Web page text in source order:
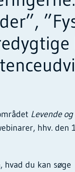
Levende og
hhv. den
hvad du kan søge